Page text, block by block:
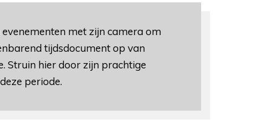
met zijn camera om
tijdsdocument op van
Struin hier door zijn prachtige
periode.